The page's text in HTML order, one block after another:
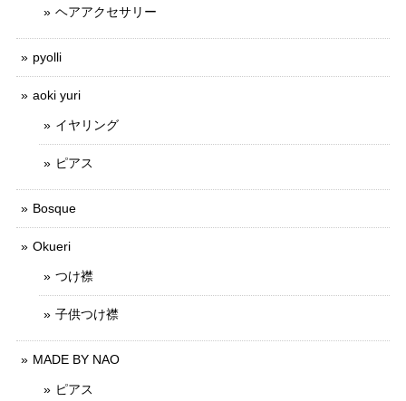
ヘアアクセサリー
pyolli
aoki yuri
イヤリング
ピアス
Bosque
Okueri
つけ襟
子供つけ襟
MADE BY NAO
ピアス